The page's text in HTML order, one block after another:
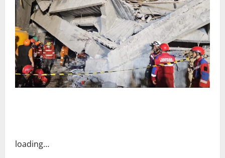
loading…